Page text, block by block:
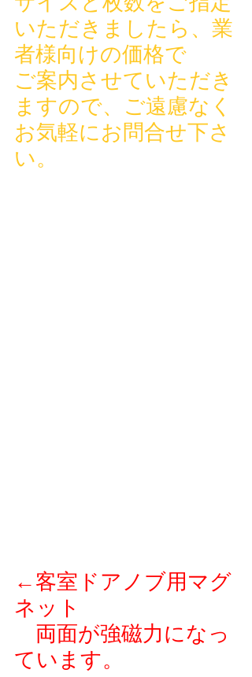
いただきましたら、業
者様向けの価格で
ご案内させていただき
ますので、ご遠慮なく
お気軽にお問合せ下さ
い。
←客室ドアノブ用マグ
ネット
両面が強磁力になっ
ています。